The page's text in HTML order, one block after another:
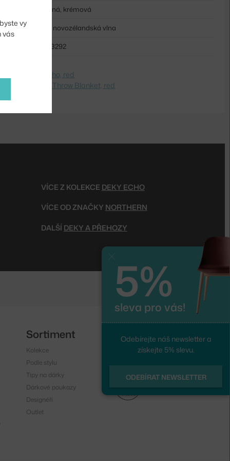
červená, krémová
100% novozélandská vlna
NRT-3292
Deka Echo, red
to
Echo Throw Blanket, red
VÍCE Z KOLEKCE DEKY ECHO
VÍCE OD ZNAČKY NORTHERN
DALŠÍ DEKY A PŘEHOZY
vy
vás
5%
sleva pro vás!
Odebírejte náš newsletter a
získejte 5% slevu.
ODEBÍRAT NEWSLETTER
Sortiment
Kolekce
Podle stylu
Tipy na dárky
Dárkové poukazy
Designéři
Outlet
Sledujte nás
Instagram